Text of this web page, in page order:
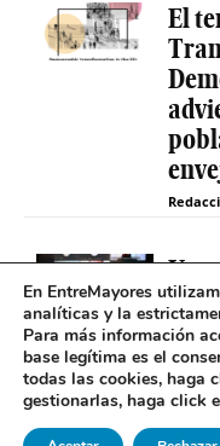
El
las
julio
En EntreMayores
analíticas y la
Para más información
base legítima es el
todas las cookies, haga
gestionarlas, haga click